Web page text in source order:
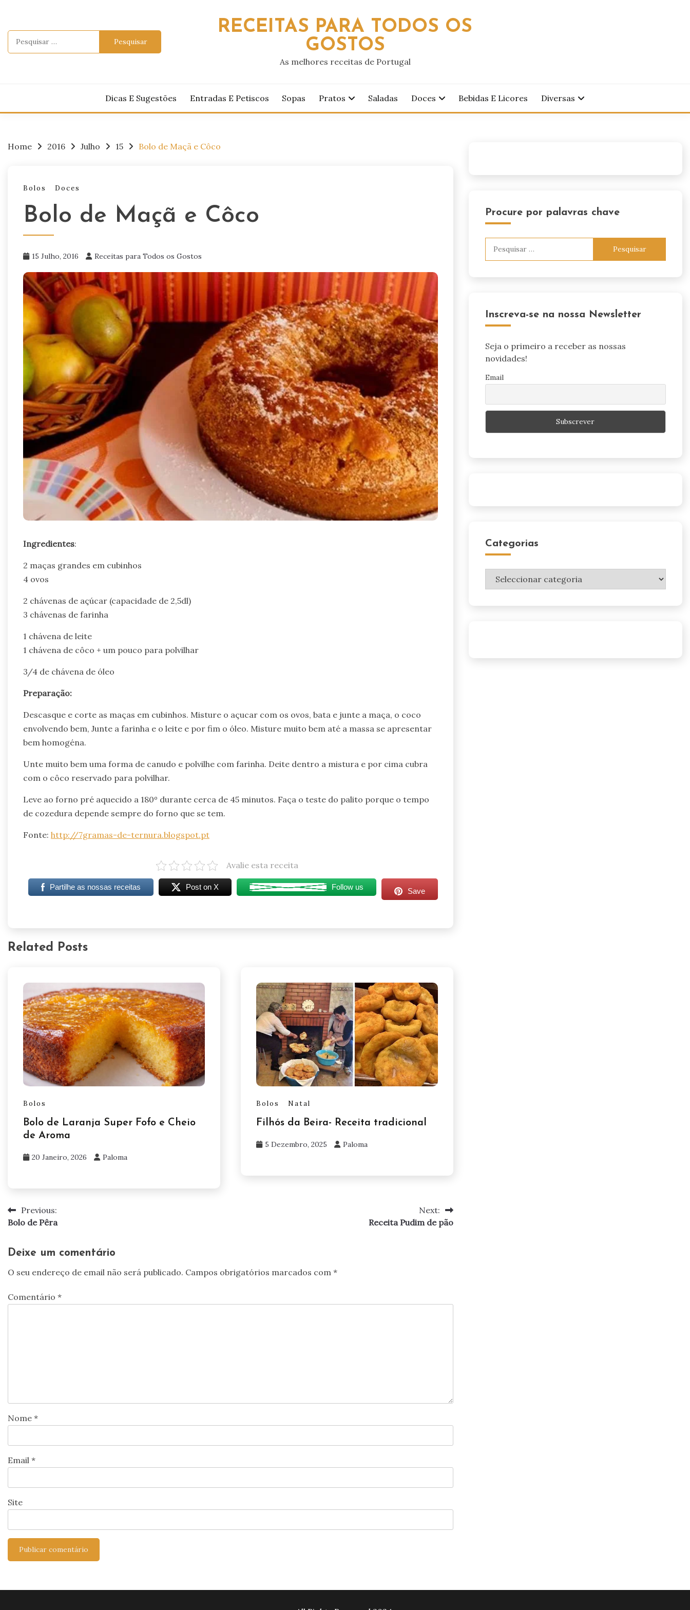
content
RECEITAS PARA TODOS OS
GOSTOS
As melhores receitas de Portugal
Dicas E Sugestões Entradas E Petiscos Sopas Pratos Saladas Doces Bebidas E Licores Diversas
Home 2016 Julho 15 Bolo de Maçã e Côco
Bolos Doces
Bolo de Maçã e Côco
15 Julho, 2016 Receitas para Todos os Gostos
Ingredientes:
2 maças grandes em cubinhos
4 ovos
2 chávenas de açúcar (capacidade de 2,5dl)
3 chávenas de farinha
1 chávena de leite
1 chávena de côco + um pouco para polvilhar
3/4 de chávena de óleo
Preparação:
Descasque e corte as maças em cubinhos. Misture o açucar com os ovos, bata e junte a maça, o coco
envolvendo bem, Junte a farinha e o leite e por fim o óleo. Misture muito bem até a massa se apresentar
bem homogéna.
Unte muito bem uma forma de canudo e polvilhe com farinha. Deite dentro a mistura e por cima cubra
com o côco reservado para polvilhar.
Leve ao forno pré aquecido a 180º durante cerca de 45 minutos. Faça o teste do palito porque o tempo
de cozedura depende sempre do forno que se tem.
Fonte: http://7gramas-de-ternura.blogspot.pt
Avalie esta receita
Partilhe as nossas receitas Post on X Follow us Save
Related Posts
Bolos
Bolo de Laranja Super Fofo e Cheio
de Aroma
20 Janeiro, 2026 Paloma
Bolos Natal
Filhós da Beira- Receita tradicional
5 Dezembro, 2025 Paloma
Navegação
artigos
Previous:
Bolo de Pêra
Next:
Receita Pudim de pão
Deixe um comentário
O seu endereço de email não será publicado. Campos obrigatórios marcados com *
Comentário *
Nome *
Email *
Site
Procure por palavras chave
Inscreva-se na nossa Newsletter
Seja o primeiro a receber as nossas
novidades!
Email
Categorias
Categorias